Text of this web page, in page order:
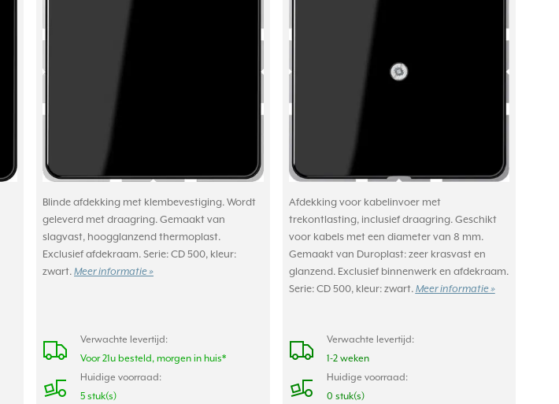
Blinde afdekking met klembevestiging. Wordt
geleverd met draagring. Gemaakt van
slagvast, hoogglanzend thermoplast.
Exclusief afdekraam. Serie: CD 500, kleur:
zwart. Meer informatie »
Verwachte levertijd:
Voor 21u besteld, morgen in huis*
Huidige voorraad:
5 stuk(s)
Afdekking voor kabelinvoer met
trekontlasting, inclusief draagring. Geschikt
voor kabels met een diameter van 8 mm.
Gemaakt van Duroplast: zeer krasvast en
glanzend. Exclusief binnenwerk en afdekraam.
Serie: CD 500, kleur: zwart. Meer informatie »
Verwachte levertijd:
1-2 weken
Huidige voorraad:
0 stuk(s)